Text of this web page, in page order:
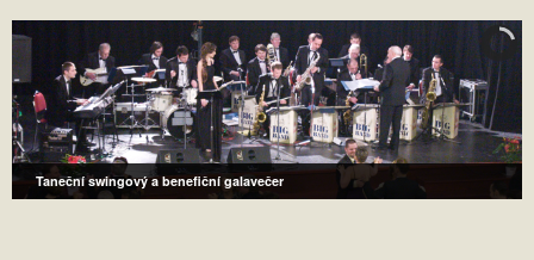
Taneční swingový a benefiční galavečer